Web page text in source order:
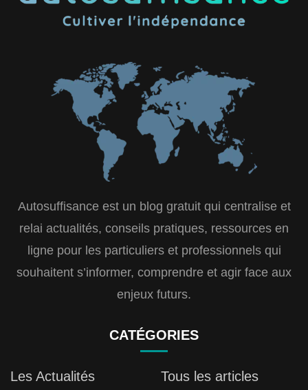
Autosuffisance est un blog gratuit qui centralise et
relai actualités, conseils pratiques, ressources en
ligne pour les particuliers et professionnels qui
souhaitent s’informer, comprendre et agir face aux
enjeux futurs.
CATÉGORIES
Les Actualités
Tous les articles